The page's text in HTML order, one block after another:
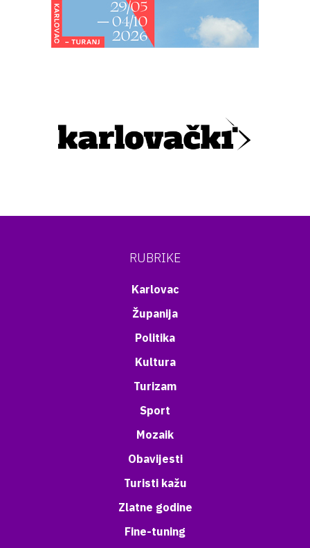
RUBRIKE
Karlovac
Županija
Politika
Kultura
Turizam
Sport
Mozaik
Obavijesti
Turisti kažu
Zlatne godine
Fine-tuning